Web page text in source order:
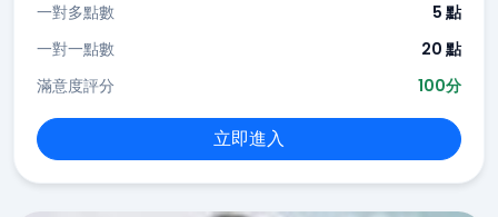
一對多點數
5 點
一對一點數
20 點
滿意度評分
100分
立即進入